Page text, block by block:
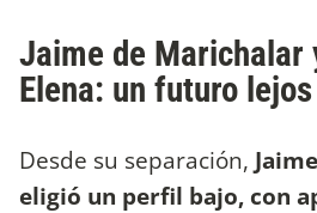
Jaime de Marichalar
Elena: un futuro
Desde su separación,
eligió un perfil bajo, con